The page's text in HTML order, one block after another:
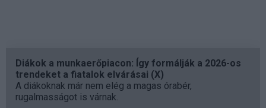
Diákok a munkaerőpiacon: Így formálják a 2026-os
trendeket a fiatalok elvárásai (X)
A diákoknak már nem elég a magas órabér,
rugalmasságot is várnak.